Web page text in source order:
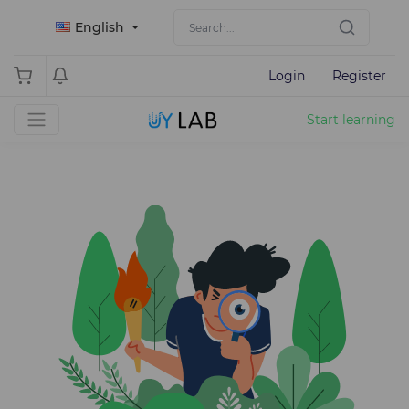
English
Login Register
Start learning